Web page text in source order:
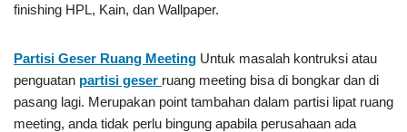
finishing HPL, Kain, dan Wallpaper.
Partisi Geser Ruang Meeting Untuk masalah kontruksi atau
penguatan partisi geser ruang meeting bisa di bongkar dan di
pasang lagi. Merupakan point tambahan dalam partisi lipat ruang
meeting, anda tidak perlu bingung apabila perusahaan ada